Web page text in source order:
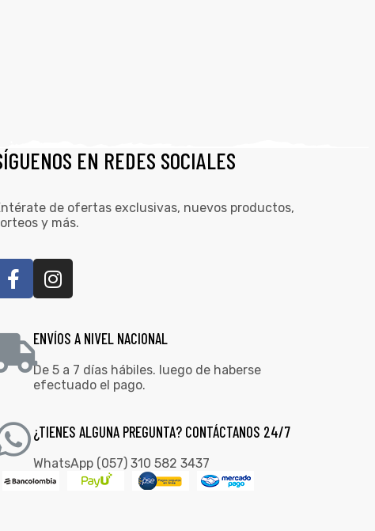
EN REDES SOCIALES
de ofertas exclusivas, nuevos productos,
y más.
ENVÍOS A NIVEL NACIONAL
De 5 a 7 días hábiles. luego de haberse
efectuado el pago.
¿TIENES ALGUNA PREGUNTA? CONTÁCTANOS 24/7
WhatsApp (057) 310 582 3437